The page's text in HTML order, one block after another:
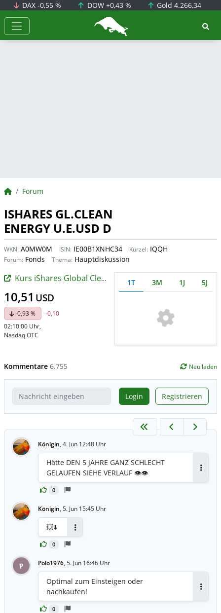
DAX-0,55 % DOW +0,43 % Gold4.266,34
BörsenNEWS.de
BörsenNEWS.de
Forum
ISHARES GL.CLEAN
ENERGY U.E.USD D
WKN: A0MW0M ISIN: IE00B1XNHC34 Kürzel: IQQH
Forum: Fonds Thema: Hauptdiskussion
Kurs iShares Global Clean Energy UCITS ETF
10,51 USD
-0,93 %
-0,10
02:10:00 Uhr,
Nasdaq OTC
1T 3M 1J 5J
Kommentare 6.755 Neu laden
Login Registrieren
Königin, 4. Jun 12:48 Uhr
0
Hätte DEN 5 JAHRE GANZ SCHLECHT
GELAUFEN SIEHE VERLAUF 👁👁
Königin, 5. Jun 15:45 Uhr
0
💥⬇️
P Polo1976, 5. Jun 16:46 Uhr
0
Optimal zum Einsteigen oder
nachkaufen!